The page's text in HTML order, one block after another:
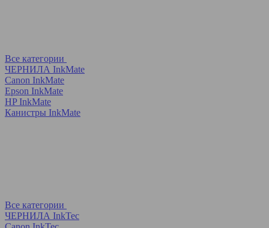
Все категории
ЧЕРНИЛА InkMate
Canon InkMate
Epson InkMate
HP InkMate
Канистры InkMate
Все категории
ЧЕРНИЛА InkTec